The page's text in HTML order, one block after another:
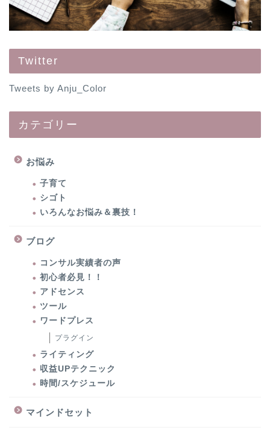
Twitter
Tweets by Anju_Color
カテゴリー
お悩み
子育て
シゴト
いろんなお悩み＆裏技！
ブログ
コンサル実績者の声
初心者必見！！
アドセンス
ツール
ワードプレス
プラグイン
ライティング
収益UPテクニック
時間/スケジュール
マインドセット